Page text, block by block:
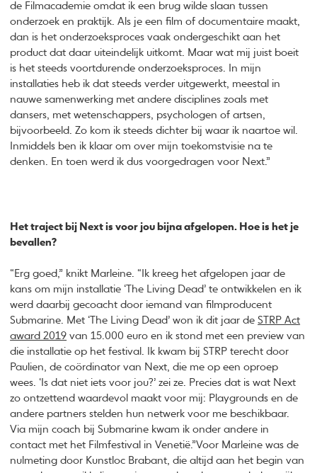
de Filmacademie omdat ik een brug wilde slaan tussen
onderzoek en praktijk. Als je een film of documentaire maakt,
dan is het onderzoeksproces vaak ondergeschikt aan het
product dat daar uiteindelijk uitkomt. Maar wat mij juist boeit
is het steeds voortdurende onderzoeksproces. In mijn
installaties heb ik dat steeds verder uitgewerkt, meestal in
nauwe samenwerking met andere disciplines zoals met
dansers, met wetenschappers, psychologen of artsen,
bijvoorbeeld. Zo kom ik steeds dichter bij waar ik naartoe wil.
Inmiddels ben ik klaar om over mijn toekomstvisie na te
denken. En toen werd ik dus voorgedragen voor Next.”
Het traject bij Next is voor jou bijna afgelopen. Hoe is het je
bevallen?
“Erg goed,” knikt Marleine. “Ik kreeg het afgelopen jaar de
kans om mijn installatie ‘The Living Dead’ te ontwikkelen en ik
werd daarbij gecoacht door iemand van filmproducent
Submarine. Met ‘The Living Dead’ won ik dit jaar deSTRP Act
award 2019 van 15.000 euro en ik stond met een preview van
die installatie op het festival. Ik kwam bij STRP terecht door
Paulien, de coördinator van Next, die me op een oproep
wees. ‘Is dat niet iets voor jou?’ zei ze. Precies dat is wat Next
zo ontzettend waardevol maakt voor mij: Playgrounds en de
andere partners stelden hun netwerk voor me beschikbaar.
Via mijn coach bij Submarine kwam ik onder andere in
contact met het Filmfestival in Venetië.”Voor Marleine was de
nulmeting door Kunstloc Brabant, die altijd aan het begin van